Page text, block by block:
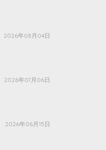
2026年08月04日
2026年07月06日
2026年06月15日